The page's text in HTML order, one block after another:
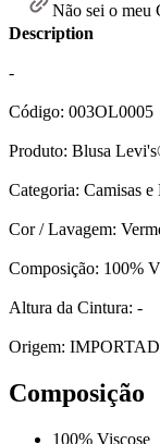
Não sei o meu
Description
-
Código: 003OL0005
Produto: Blusa
Categoria: Camisas e
Cor / Lavagem:
Composição: 100%
Altura da Cintura: -
Origem:
Composição
100% Viscose